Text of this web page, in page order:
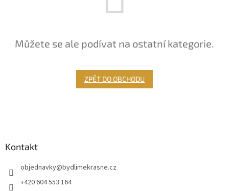
Můžete se ale podívat na ostatní kategorie.
ZPĚT DO OBCHODU
Kontakt
objednavky@bydlimekrasne.cz
+420 604 553 164